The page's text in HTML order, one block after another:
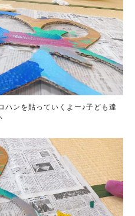
ハンを貼っていくよー♪子ども達